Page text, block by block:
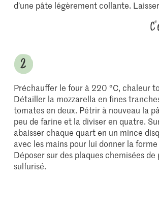
d’une pâte légèrement collante.
Préchauffer le four à 220 °C, chaleur
Détailler la mozzarella en fines
tomates en deux. Pétrir à nouveau la
peu de farine et la diviser en quatre.
abaisser chaque quart en un mince
avec les mains pour lui donner la
Déposer sur des plaques chemisées de
sulfurisé.